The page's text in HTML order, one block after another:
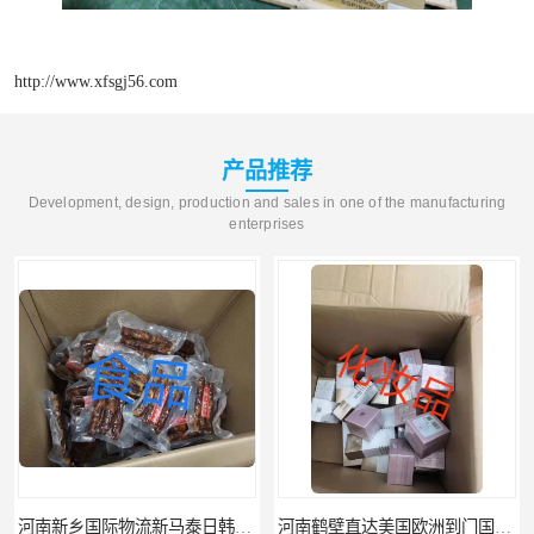
http://www.xfsgj56.com
产品推荐
Development, design, production and sales in one of the manufacturing
enterprises
河南新乡国际物流新马泰日韩菲律宾老挝缅甸印尼柬埔寨双清包税 河南鹤壁直达美国欧洲到门国际快递药品口罩洗手液消毒水防护衣